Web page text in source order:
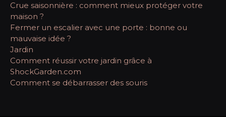
Crue saisonnière : comment mieux protéger votre
maison ?
Fermer un escalier avec une porte : bonne ou
mauvaise idée ?
Jardin
Comment réussir votre jardin grâce à
ShockGarden.com
Comment se débarrasser des souris